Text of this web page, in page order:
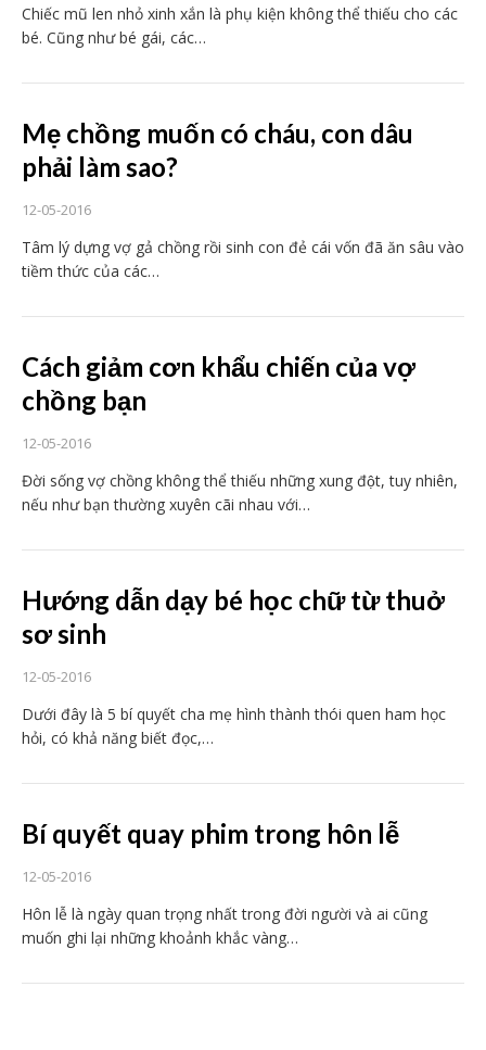
Chiếc mũ len nhỏ xinh xắn là phụ kiện không thể thiếu cho các
bé. Cũng như bé gái, các…
Mẹ chồng muốn có cháu, con dâu
phải làm sao?
12-05-2016
Tâm lý dựng vợ gả chồng rồi sinh con đẻ cái vốn đã ăn sâu vào
tiềm thức của các…
Cách giảm cơn khẩu chiến của vợ
chồng bạn
12-05-2016
Đời sống vợ chồng không thể thiếu những xung đột, tuy nhiên,
nếu như bạn thường xuyên cãi nhau với…
Hướng dẫn dạy bé học chữ từ thuở
sơ sinh
12-05-2016
Dưới đây là 5 bí quyết cha mẹ hình thành thói quen ham học
hỏi, có khả năng biết đọc,…
Bí quyết quay phim trong hôn lễ
12-05-2016
Hôn lễ là ngày quan trọng nhất trong đời người và ai cũng
muốn ghi lại những khoảnh khắc vàng…